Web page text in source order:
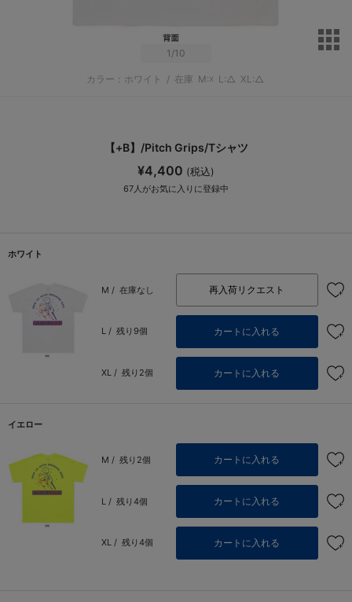
1 /10
カラー：ホワイト / 在庫 M:☓ L:△ XL:△
【+B】/Pitch Grips/Tシャツ
¥4,400 (税込)
67人がお気に入りに登録中
ホワイト
M / 在庫なし 再入荷リクエスト
L / 残り9個 カートに入れる
XL / 残り2個 カートに入れる
イエロー
M / 残り2個 カートに入れる
L / 残り4個 カートに入れる
XL / 残り4個 カートに入れる